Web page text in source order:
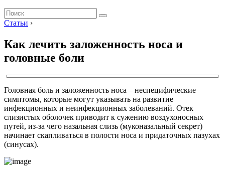
Статьи ›
Как лечить заложенность носа и
головные боли
Головная боль и заложенность носа – неспецифические
симптомы, которые могут указывать на развитие
инфекционных и неинфекционных заболеваний. Отек
слизистых оболочек приводит к сужению воздухоносных
путей, из-за чего назальная слизь (муконазальный секрет)
начинает скапливаться в полости носа и придаточных пазухах
(синусах).